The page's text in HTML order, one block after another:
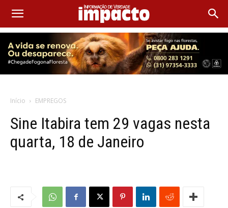
Início EMPREGOS
Sine Itabira tem 29 vagas nesta
quarta, 18 de Janeiro